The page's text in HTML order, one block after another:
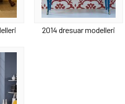
2014 dresuar modelleri